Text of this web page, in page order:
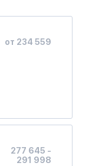
от 234 559
277 645 -
291 998